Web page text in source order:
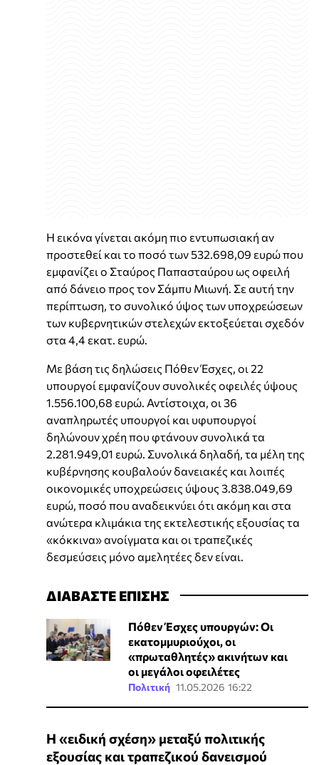
Η εικόνα γίνεται ακόμη πιο εντυπωσιακή αν
προστεθεί και το ποσό των 532.698,09 ευρώ που
εμφανίζει ο Σταύρος Παπασταύρου ως οφειλή
από δάνειο προς τον Σάμπυ Μιωνή. Σε αυτή την
περίπτωση, το συνολικό ύψος των υποχρεώσεων
των κυβερνητικών στελεχών εκτοξεύεται σχεδόν
στα 4,4 εκατ. ευρώ.
Με βάση τις δηλώσεις Πόθεν Έσχες, οι 22
υπουργοί εμφανίζουν συνολικές οφειλές ύψους
1.556.100,68 ευρώ. Αντίστοιχα, οι 36
αναπληρωτές υπουργοί και υφυπουργοί
δηλώνουν χρέη που φτάνουν συνολικά τα
2.281.949,01 ευρώ. Συνολικά δηλαδή, τα μέλη της
κυβέρνησης κουβαλούν δανειακές και λοιπές
οικονομικές υποχρεώσεις ύψους 3.838.049,69
ευρώ, ποσό που αναδεικνύει ότι ακόμη και στα
ανώτερα κλιμάκια της εκτελεστικής εξουσίας τα
«κόκκινα» ανοίγματα και οι τραπεζικές
δεσμεύσεις μόνο αμελητέες δεν είναι.
ΔΙΑΒΑΣΤΕ ΕΠΙΣΗΣ
Πόθεν Έσχες υπουργών: Οι
εκατομμυριούχοι, οι
«πρωταθλητές» ακινήτων και
οι μεγάλοι οφειλέτες
Πολιτική 11.05.2026 16:22
Η «ειδική σχέση» μεταξύ πολιτικής
εξουσίας και τραπεζικού δανεισμού